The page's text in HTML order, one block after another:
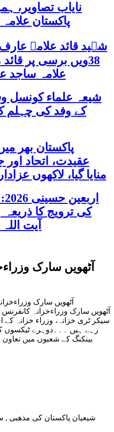
نایاب تصاویر،
پاکستان
شہید قائد علامہ
38ویں برسی پر
علامہ ساجد
شیعہ علماء کونسل
کے وفد کی چہلم
عقیدت، اتحاد
منایا گیا، لاکھوں
کی ترویج کا
آیت
آٹھویں سارک
آٹھویں سارک
آٹھویں سارک وزراءخزانہ
سیکر ٹری خزانہ، وزراء خزانہ
رہے ہیں ۔۔۔دوہرے ٹیکسوں
بینکنگ کے شعبوں میں
شیعیان پاکستان کی مذهبی ,